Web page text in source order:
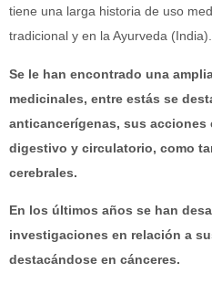
tiene una larga historia de uso
tradicional y en la Ayurveda (India).
Se le han encontrado una
medicinales, entre estás se
anticancerígenas, sus acciones
digestivo y circulatorio, como
cerebrales.
En los últimos años se han
investigaciones en relación a
destacándose en cánceres.